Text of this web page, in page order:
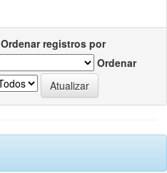
Ordenar registros por
Ordenar